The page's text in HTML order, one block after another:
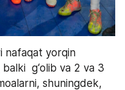
nafaqat yorqin
g‘olib va 2 va 3
shuningdek,